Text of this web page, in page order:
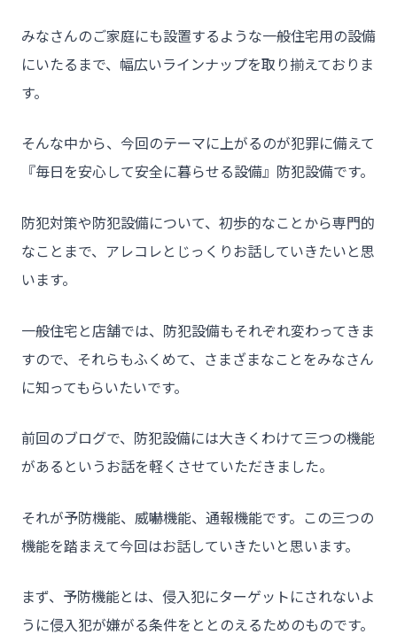
みなさんのご家庭にも設置するような一般住宅用の設備
にいたるまで、幅広いラインナップを取り揃えておりま
す。
そんな中から、今回のテーマに上がるのが犯罪に備えて
『毎日を安心して安全に暮らせる設備』防犯設備です。
防犯対策や防犯設備について、初歩的なことから専門的
なことまで、アレコレとじっくりお話していきたいと思
います。
一般住宅と店舗では、防犯設備もそれぞれ変わってきま
すので、それらもふくめて、さまざまなことをみなさん
に知ってもらいたいです。
前回のブログで、防犯設備には大きくわけて三つの機能
があるというお話を軽くさせていただきました。
それが予防機能、威嚇機能、通報機能です。この三つの
機能を踏まえて今回はお話していきたいと思います。
まず、予防機能とは、侵入犯にターゲットにされないよ
うに侵入犯が嫌がる条件をととのえるためのものです。